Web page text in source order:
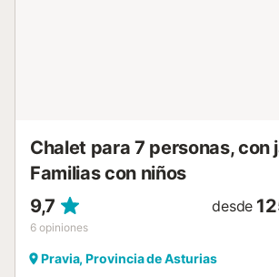
Chalet para 7 personas, con
Familias con niños
9,7
6 opiniones
desde
Pravia, Provincia de Asturias